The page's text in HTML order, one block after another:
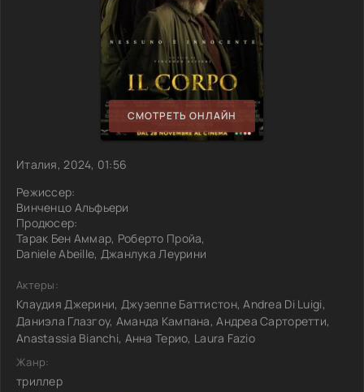
СМОТРЕТЬ ОНЛАЙН
Италия, 2024, 01:56
Режиссер:
Винченцо Альфьери
Продюсер:
Тарак Бен Аммар, Роберто Пройа,
Daniele Abeille, Джанлука Леурини
Актеры:
Клаудия Джерини, Джузеппе Баттистон, Andrea Di Luigi,
Даниэла Глазгоу, Аманда Кампана, Андреа Сарторетти,
Anastassia Bianchi, Анна Терио, Laura Fazio
Жанр:
триллер